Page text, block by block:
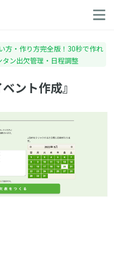
方・作り方完全版！30秒で作れ
タン出欠管理・日程調整
ント作成』